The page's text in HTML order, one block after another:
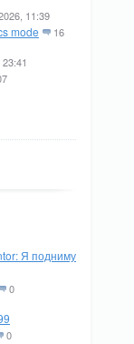
11:39
mode 16
Я подниму
0
0